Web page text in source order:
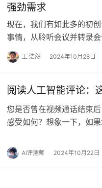
强劲需求
现在，我们有如此多的初
事情，从聆听会议并转录
通过提供额外的功能集和
王 浩然 2024年10月28日
阅读人工智能评论：
您是否曾在视频通话结束
感受如何？想象一下，如
AI评测师 2024年10月22日